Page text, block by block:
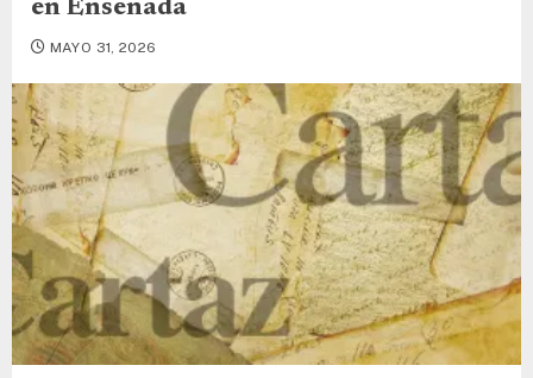
en Ensenada
MAYO 31, 2026